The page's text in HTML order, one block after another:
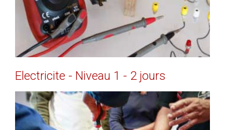
Electricite - Niveau 1 - 2 jours